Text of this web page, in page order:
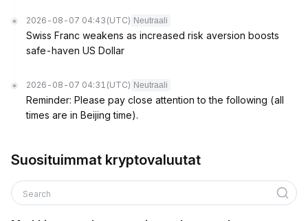
2026-08-07 04:43 (UTC) Neutraali
Swiss Franc weakens as increased risk aversion boosts
safe-haven US Dollar
2026-08-07 04:31 (UTC) Neutraali
Reminder: Please pay close attention to the following (all
times are in Beijing time).
Suosituimmat kryptovaluutat
Search